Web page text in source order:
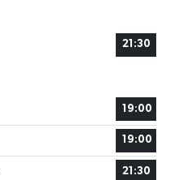
21:30
19:00
19:00
21:30